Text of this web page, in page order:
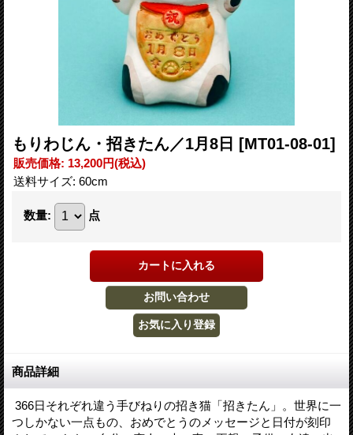
もりわじん・招きたん／1月8日 [MT01-08-01]
販売価格: 13,200円(税込)
送料サイズ: 60cm
数量: 点
商品詳細
366日それぞれ違う手びねりの招き猫「招きたん」。世界に一
つしかない一点もの、おめでとうのメッセージと日付が刻印